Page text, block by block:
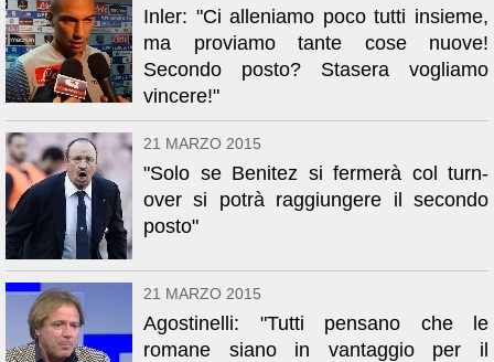
Inler: "Ci alleniamo poco tutti insieme,
ma proviamo tante cose nuove!
Secondo posto? Stasera vogliamo
vincere!"
21 MARZO 2015
"Solo se Benitez si fermerà col turn-
over si potrà raggiungere il secondo
posto"
21 MARZO 2015
Agostinelli: "Tutti pensano che le
romane siano in vantaggio per il